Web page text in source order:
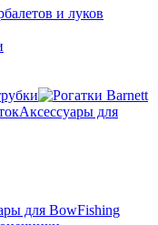
и луков
Аксессуары для
для BowFishing